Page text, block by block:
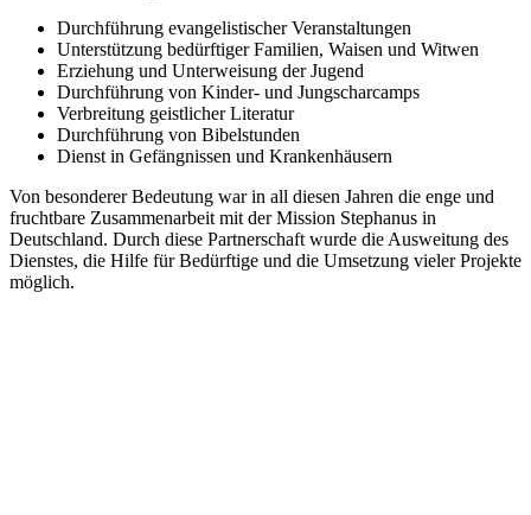
Durchführung evangelistischer Veranstaltungen
Unterstützung bedürftiger Familien, Waisen und Witwen
Erziehung und Unterweisung der Jugend
Durchführung von Kinder- und Jungscharcamps
Verbreitung geistlicher Literatur
Durchführung von Bibelstunden
Dienst in Gefängnissen und Krankenhäusern
Von besonderer Bedeutung war in all diesen Jahren die enge und
fruchtbare Zusammenarbeit mit der Mission Stephanus in
Deutschland. Durch diese Partnerschaft wurde die Ausweitung des
Dienstes, die Hilfe für Bedürftige und die Umsetzung vieler Projekte
möglich.